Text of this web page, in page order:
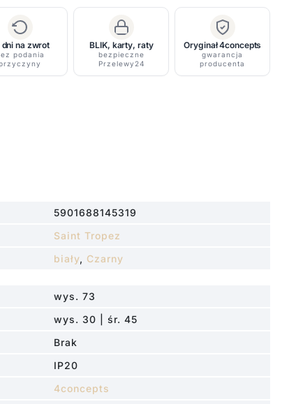
dni na zwrot
podania
BLIK, karty, raty
bezpieczne
Przelewy24
Oryginał 4concepts
gwarancja
producenta
5901688145319
Saint Tropez
biały, Czarny
wys. 73
wys. 30 | śr. 45
Brak
IP20
4concepts